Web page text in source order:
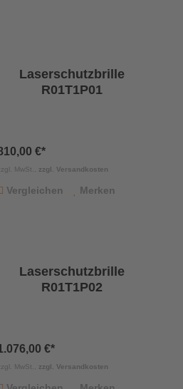
Laserschutzbrille
R01T1P01
€*
MwSt., zzgl. Versandkosten
Vergleichen Merken
Laserschutzbrille
R01T1P02
€*
MwSt., zzgl. Versandkosten